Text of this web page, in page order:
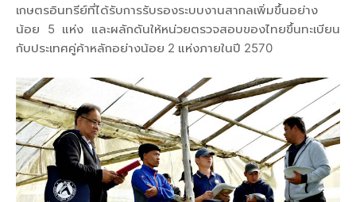
เกษตรอินทรีย์ที่ได้รับการรับรองระบบงานสากลเพิ่มขึ้นอย่าง
น้อย 5 แห่ง และผลักดันให้หน่วยตรวจสอบของไทยขึ้นทะเบียน
กับประเทศคู่ค้าหลักอย่างน้อย 2 แห่งภายในปี 2570